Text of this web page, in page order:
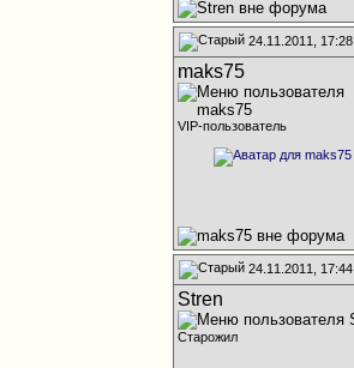
24.11.2011, 17:28
maks75
VIP-пользователь
24.11.2011, 17:44
Stren
Старожил